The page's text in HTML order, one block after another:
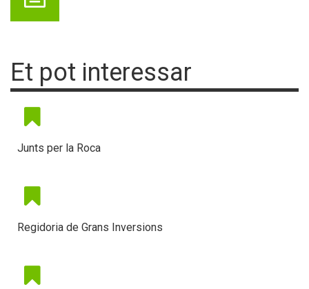
Et pot interessar
Junts per la Roca
Regidoria de Grans Inversions